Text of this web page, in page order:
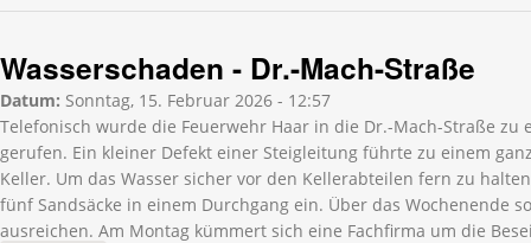
Wasserschaden - Dr.-Mach-Straße
Datum: Sonntag, 15. Februar 2026 - 12:57
Telefonisch wurde die Feuerwehr Haar in die Dr.-Mach-Straße zu
gerufen. Ein kleiner Defekt einer Steigleitung führte zu einem
Keller. Um das Wasser sicher vor den Kellerabteilen fern zu
fünf Sandsäcke in einem Durchgang ein. Über das Wochenende
ausreichen. Am Montag kümmert sich eine Fachfirma um die